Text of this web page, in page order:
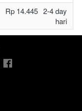
Rp 14.445 2-4 day
hari